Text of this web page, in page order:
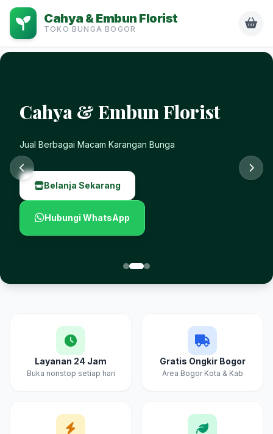
Cahya & Embun Florist
TOKO BUNGA BOGOR
Cahya & Embun Florist
Jual Berbagai Macam Karangan Bunga
Belanja Sekarang
Hubungi WhatsApp
Layanan 24 Jam
Buka nonstop setiap hari
Gratis Ongkir Bogor
Area Bogor Kota & Kab